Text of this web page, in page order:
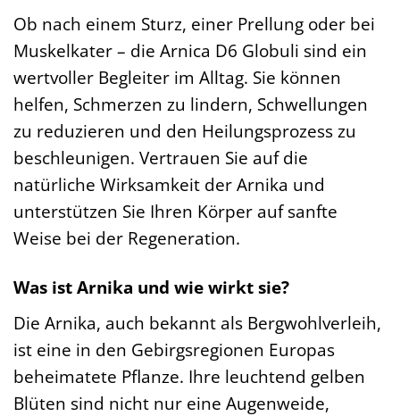
Ob nach einem Sturz, einer Prellung oder bei
Muskelkater – die Arnica D6 Globuli sind ein
wertvoller Begleiter im Alltag. Sie können
helfen, Schmerzen zu lindern, Schwellungen
zu reduzieren und den Heilungsprozess zu
beschleunigen. Vertrauen Sie auf die
natürliche Wirksamkeit der Arnika und
unterstützen Sie Ihren Körper auf sanfte
Weise bei der Regeneration.
Was ist Arnika und wie wirkt sie?
Die Arnika, auch bekannt als Bergwohlverleih,
ist eine in den Gebirgsregionen Europas
beheimatete Pflanze. Ihre leuchtend gelben
Blüten sind nicht nur eine Augenweide,